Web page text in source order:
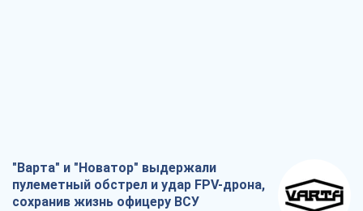
"Варта" и "Новатор" выдержали
пулеметный обстрел и удар FPV-дрона,
сохранив жизнь офицеру ВСУ